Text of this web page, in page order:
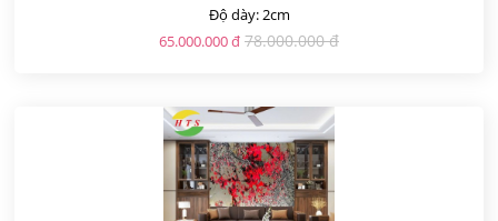
Độ dày: 2cm
65.000.000 đ 78.000.000 đ